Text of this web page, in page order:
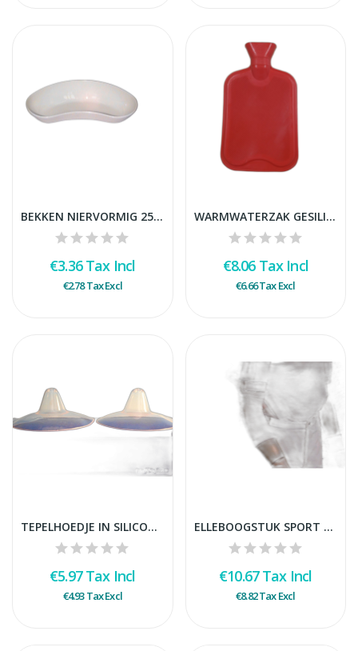
BEKKEN NIERVORMIG 25 CM IN WIT PLASTIEK
€3.36Tax Incl
€2.78Tax Excl
WARMWATERZAK GESILICONEERD 2L
€8.06 Tax Incl
€6.66Tax Excl
TEPELHOEDJE IN SILICONE / PAAR
€5.97Tax Incl
€4.93Tax Excl
ELLEBOOGSTUK SPORT WIT SMALL/PAAR
€10.67Tax Incl
€8.82Tax Excl